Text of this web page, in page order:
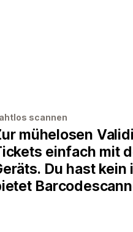
scannen
mühelosen
einfach mit
Du hast